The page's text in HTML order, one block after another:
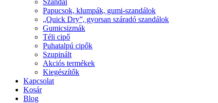
Papucsok, klumpák, gumi-szandálok
„Quick Dry”, gyorsan száradó szandálok
Gumicsizmák
Téli cipő
Puhatalpú cipők
Szupinált
Akciós termékek
Kiegészítők
Kapcsolat
Kosár
Blog